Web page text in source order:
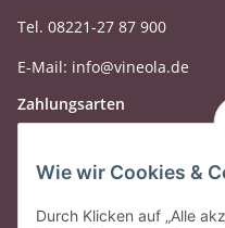
Tel. 08221-27 87 900
E-Mail: info@vineola.de
Zahlungsarten
Wie wir Cookies &
Durch Klicken auf „Alle